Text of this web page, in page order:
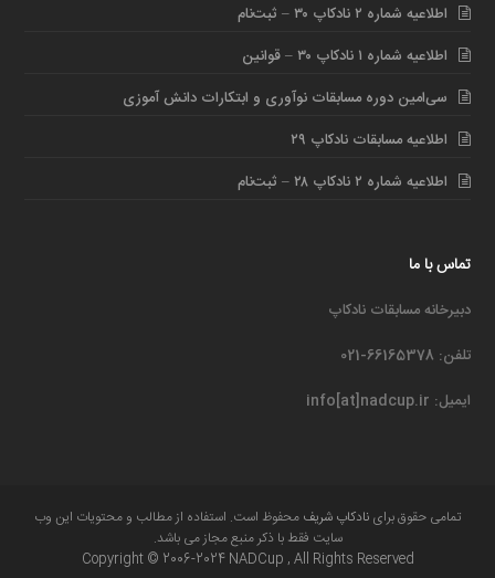
اطلاعیه شماره ۲ نادکاپ ۳۰ – ثبت‌نام
اطلاعیه شماره ۱ نادکاپ ۳۰ – قوانین
سی‌امین دوره مسابقات نوآوری و ابتکارات دانش آموزی
اطلاعیه مسابقات نادکاپ ۲۹
اطلاعیه شماره ۲ نادکاپ ۲۸ – ثبت‌نام
تماس با ما
دبیرخانه مسابقات نادکاپ
تلفن: 66165378-021
ایمیل: info[at]nadcup.ir
تمامی حقوق برای نادکاپ شریف محفوظ است. استفاده از مطالب و محتویات این وب
سایت فقط با ذکر منبع مجاز می باشد.
Copyright © 2006-2024 NADCup , All Rights Reserved